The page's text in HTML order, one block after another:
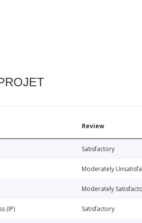
Review
Satisfactory
Moderately
Moderately
(IP) Satisfactory